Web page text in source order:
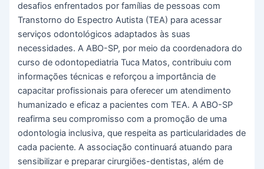
desafios enfrentados por famílias de pessoas com
Transtorno do Espectro Autista (TEA) para acessar
serviços odontológicos adaptados às suas
necessidades. A ABO-SP, por meio da coordenadora do
curso de odontopediatria Tuca Matos, contribuiu com
informações técnicas e reforçou a importância de
capacitar profissionais para oferecer um atendimento
humanizado e eficaz a pacientes com TEA. A ABO-SP
reafirma seu compromisso com a promoção de uma
odontologia inclusiva, que respeita as particularidades de
cada paciente. A associação continuará atuando para
sensibilizar e preparar cirurgiões-dentistas, além de